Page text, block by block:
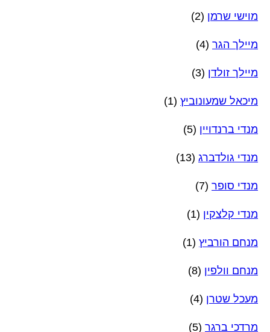
מוישי שרמן (2)
מיילך הגר (4)
מיילך זולדן (3)
מיכאל שמעונוביץ (1)
מנדי ברנדויין (5)
מנדי גולדברג (13)
מנדי סופר (7)
מנדי קלצקין (1)
מנחם הורביץ (1)
מנחם וולפין (8)
מעכל שטרן (4)
מרדכי ברגר (5)